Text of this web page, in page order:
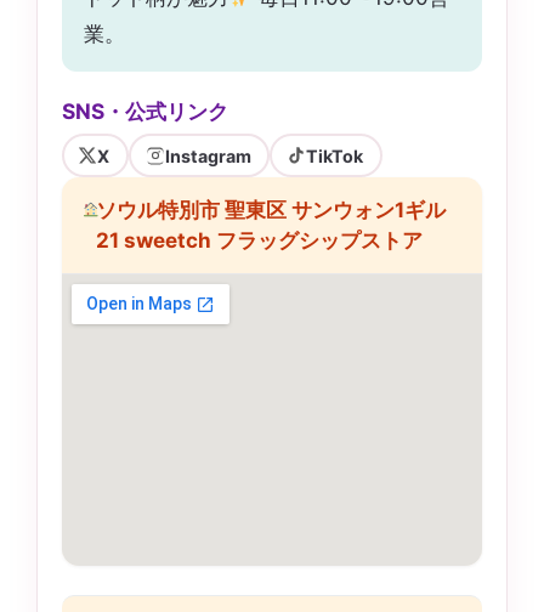
業。
SNS・公式リンク
X Instagram TikTok
ソウル特別市 聖東区 サンウォン1ギル
21 sweetch フラッグシップストア